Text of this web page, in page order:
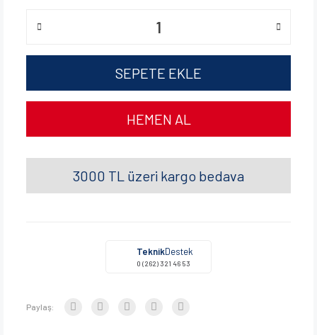
SEPETE EKLE
HEMEN AL
3000 TL üzeri kargo bedava
TeknikDestek
0 (262) 321 46 53
Paylaş: